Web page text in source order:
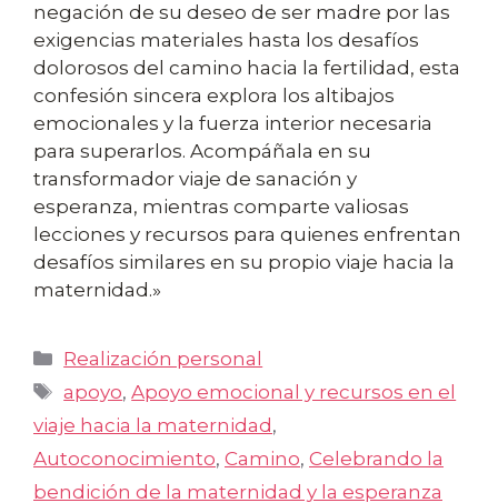
negación de su deseo de ser madre por las
exigencias materiales hasta los desafíos
dolorosos del camino hacia la fertilidad, esta
confesión sincera explora los altibajos
emocionales y la fuerza interior necesaria
para superarlos. Acompáñala en su
transformador viaje de sanación y
esperanza, mientras comparte valiosas
lecciones y recursos para quienes enfrentan
desafíos similares en su propio viaje hacia la
maternidad.»
Categorías
Realización personal
Etiquetas
apoyo,Apoyo emocional y recursos en el
viaje hacia la maternidad ,
Autoconocimiento, Camino, Celebrando la
bendición de la maternidad y la esperanza